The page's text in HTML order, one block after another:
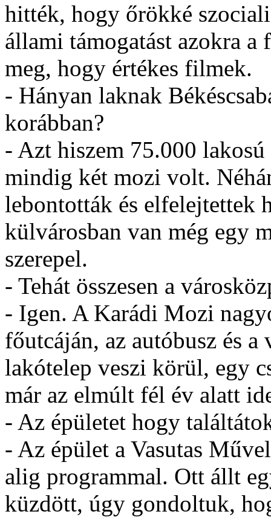
hitték, hogy őrökké
állami támogatást azokra
meg, hogy értékes filmek.
- Hányan laknak
korábban?
- Azt hiszem 75.000
mindig két mozi volt.
lebontották és elfelejtettek
külvárosban van még egy
szerepel.
- Tehát összesen a
- Igen. A Karádi Mozi
főutcáján, az autóbusz és
lakótelep veszi körül, egy
már az elmúlt fél év alatt
- Az épületet hogy
- Az épület a Vasutas
alig programmal. Ott állt
küzdött, úgy gondoltuk,